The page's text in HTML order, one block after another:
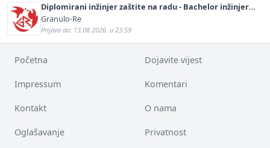
Diplomirani inžinjer zaštite na radu - Bachelor inžinjer
sigurnosti i pomoći (m/ž)
Granulo-Re
Prijava do: 13.08.2026. u 23:59
Početna Dojavite vijest
Impressum Komentari
Kontakt O nama
Oglašavanje Privatnost